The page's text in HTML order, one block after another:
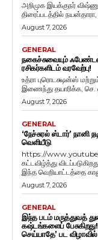
அறிமுக இயக்குநர்
திரைப்படத்தில் நயன்தாரா,
August 7, 2026
GENERAL
நகைச்சுவையும்
ரசிகர்களிடம் வரவேற்பு!
உத்ரா புரொடக்ஷன்ஸ்
இணைந்து தயாரிக்க, செ.
August 7, 2026
GENERAL
‘நேச்சுரல் ஸ்டார்’ நானி
வெளியீடு
https://
கட்டவிழ்த்து
இந்த வெறியாட்டத்தை
August 7, 2026
GENERAL
இந்த படம் மருத்துவத்
கஷ்டங்களைப்
செய்யாதே’ பட